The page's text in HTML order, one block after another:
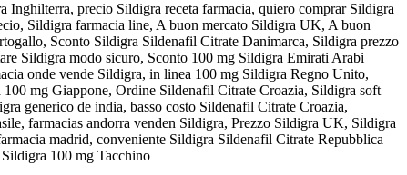
precio Sildigra receta farmacia, quiero comprar Sildigra
Sildigra farmacia line, A buon mercato Sildigra UK, A buon
Sconto Sildigra Sildenafil Citrate Danimarca, Sildigra prezzo
Sildigra modo sicuro, Sconto 100 mg Sildigra Emirati Arabi
onde vende Sildigra, in linea 100 mg Sildigra Regno Unito,
mg Giappone, Ordine Sildenafil Citrate Croazia, Sildigra soft
generico de india, basso costo Sildenafil Citrate Croazia,
farmacias andorra venden Sildigra, Prezzo Sildigra UK, Sildigra
madrid, conveniente Sildigra Sildenafil Citrate Repubblica
100 mg Tacchino